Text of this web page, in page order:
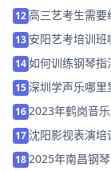
12高三艺考生需要
13 安阳艺考培训班
14如何训练钢琴指
15深圳学声乐哪里
162023年鹤岗音
17沈阳影视表演培
182025年南昌钢